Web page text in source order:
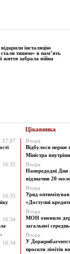
інсталяцію
тишею» в пам’ять
життя забрала війна
Цікавинка
17:07
16:35
16:35
16:34
16:34
Вчора
Відбулося перше
Міністра
Вчора
Напередодні Дня
відзначив 20
Вчора
Уряд
«Доступні
Вчора
МОН оновило
загальної
Вчора
У
проєкти лімітів